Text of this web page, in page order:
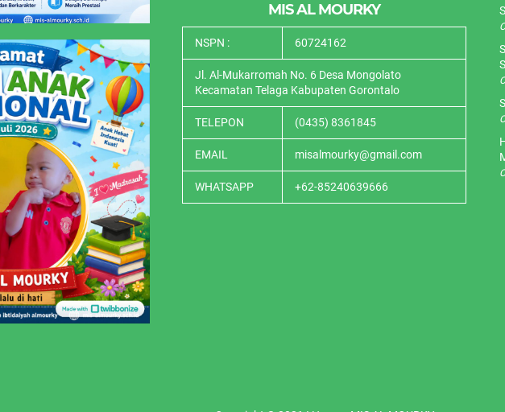
MIS AL MOURKY
NSPN : 60724162
Jl. Al-Mukarromah No. 6 Desa Mongolato
Kecamatan Telaga Kabupaten Gorontalo
TELEPON (0435) 8361845
EMAIL misalmourky@gmail.com
WHATSAPP +62-85240639666